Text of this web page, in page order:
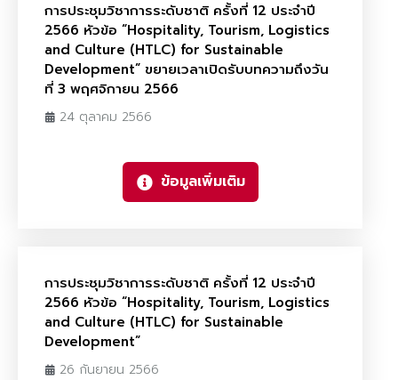
การประชุมวิชาการระดับชาติ ครั้งที่ 12 ประจำปี
2566 หัวข้อ “Hospitality, Tourism, Logistics
and Culture (HTLC) for Sustainable
Development” ขยายเวลาเปิดรับบทความถึงวัน
ที่ 3 พฤศจิกายน 2566
24 ตุลาคม 2566
ข้อมูลเพิ่มเติม
การประชุมวิชาการระดับชาติ ครั้งที่ 12 ประจำปี
2566 หัวข้อ “Hospitality, Tourism, Logistics
and Culture (HTLC) for Sustainable
Development”
26 กันยายน 2566